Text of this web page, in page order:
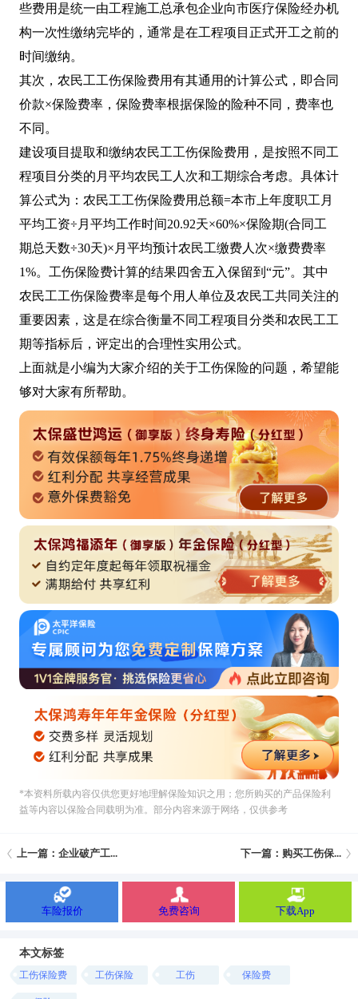
些费用是统一由工程施工总承包企业向市医疗保险经办机
构一次性缴纳完毕的，通常是在工程项目正式开工之前的
时间缴纳。
其次，农民工工伤保险费用有其通用的计算公式，即合同
价款×保险费率，保险费率根据保险的险种不同，费率也
不同。
建设项目提取和缴纳农民工工伤保险费用，是按照不同工
程项目分类的月平均农民工人次和工期综合考虑。具体计
算公式为：农民工工伤保险费用总额=本市上年度职工月
平均工资÷月平均工作时间20.92天×60%×保险期(合同工
期总天数÷30天)×月平均预计农民工缴费人次×缴费费率
1%。工伤保险费计算的结果四舍五入保留到“元”。其中
农民工工伤保险费率是每个用人单位及农民工共同关注的
重要因素，这是在综合衡量不同工程项目分类和农民工工
期等指标后，评定出的合理性实用公式。
上面就是小编为大家介绍的关于工伤保险的问题，希望能
够对大家有所帮助。
*本资料所载內容仅供您更好地理解保险知识之用；您所购买的产品保险利
益等内容以保险合同载明为准。部分内容来源于网络，仅供参考
上一篇：企业破产工... 下一篇：购买工伤保...
车险报价 免费咨询 下载App
本文标签
工伤保险费 工伤保险 工伤 保险费